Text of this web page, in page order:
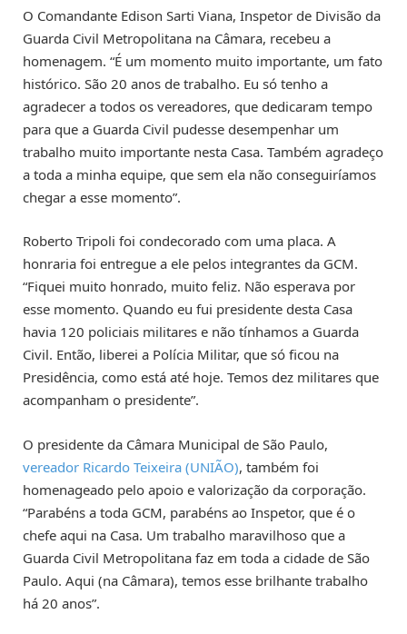
O Comandante Edison Sarti Viana, Inspetor de Divisão da
Guarda Civil Metropolitana na Câmara, recebeu a
homenagem. “É um momento muito importante, um fato
histórico. São 20 anos de trabalho. Eu só tenho a
agradecer a todos os vereadores, que dedicaram tempo
para que a Guarda Civil pudesse desempenhar um
trabalho muito importante nesta Casa. Também agradeço
a toda a minha equipe, que sem ela não conseguiríamos
chegar a esse momento”.
Roberto Tripoli foi condecorado com uma placa. A
honraria foi entregue a ele pelos integrantes da GCM.
“Fiquei muito honrado, muito feliz. Não esperava por
esse momento. Quando eu fui presidente desta Casa
havia 120 policiais militares e não tínhamos a Guarda
Civil. Então, liberei a Polícia Militar, que só ficou na
Presidência, como está até hoje. Temos dez militares que
acompanham o presidente”.
O presidente da Câmara Municipal de São Paulo,
vereador Ricardo Teixeira (UNIÃO), também foi
homenageado pelo apoio e valorização da corporação.
“Parabéns a toda GCM, parabéns ao Inspetor, que é o
chefe aqui na Casa. Um trabalho maravilhoso que a
Guarda Civil Metropolitana faz em toda a cidade de São
Paulo. Aqui (na Câmara), temos esse brilhante trabalho
há 20 anos”.